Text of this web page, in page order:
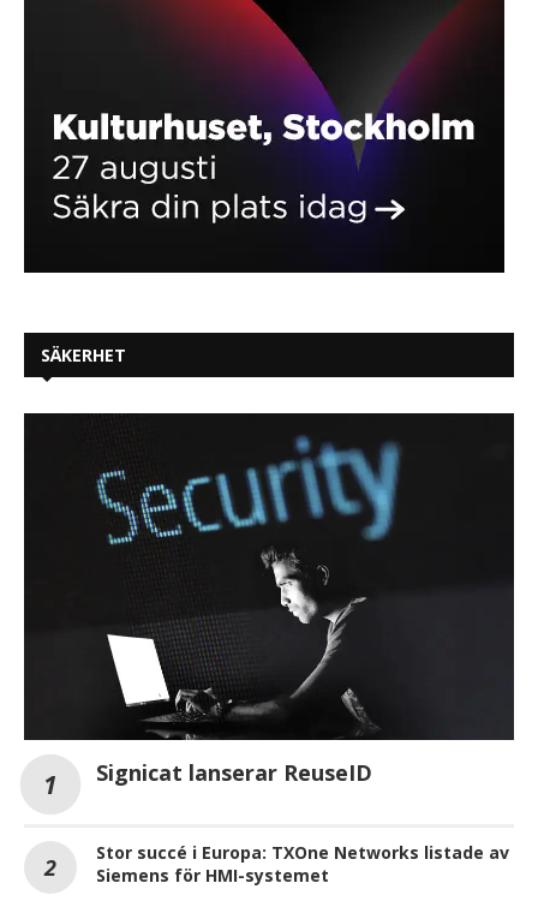
SÄKERHET
Signicat lanserar ReuseID
Stor succé i Europa: TXOne Networks listade av
Siemens för HMI-systemet